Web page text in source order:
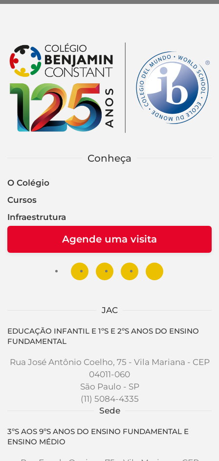
Conheça
O Colégio
Cursos
Infraestrutura
Agende uma visita
JAC
EDUCAÇÃO INFANTIL E 1ºS E 2ºS ANOS DO ENSINO
FUNDAMENTAL
Rua José Antônio Coelho, 75 - Vila Mariana - CEP
04011-060
São Paulo - SP
(11) 5084-4335
Sede
3ºS AOS 9ºS ANOS DO ENSINO FUNDAMENTAL E
ENSINO MÉDIO